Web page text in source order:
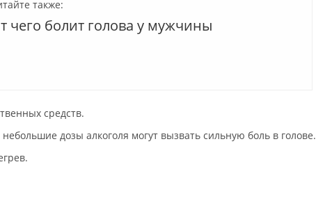
также:
чего болит голова у мужчины
средств.
дозы алкоголя могут вызвать сильную боль в голове.